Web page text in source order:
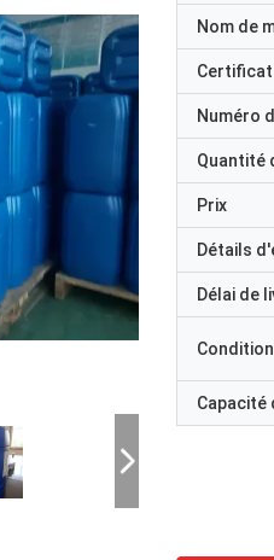
Nom de
Numéro
Quantité
Prix
Détails
Délai de
Capacité